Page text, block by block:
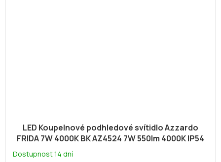
LED Koupelnové podhledové svítidlo Azzardo
FRIDA 7W 4000K BK AZ4524 7W 550lm 4000K IP54
Dostupnost 14 dní